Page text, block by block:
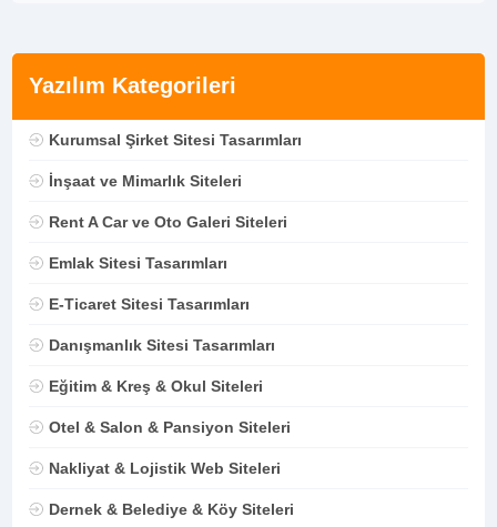
Yazılım Kategorileri
Kurumsal Şirket Sitesi Tasarımları
İnşaat ve Mimarlık Siteleri
Rent A Car ve Oto Galeri Siteleri
Emlak Sitesi Tasarımları
E-Ticaret Sitesi Tasarımları
Danışmanlık Sitesi Tasarımları
Eğitim & Kreş & Okul Siteleri
Otel & Salon & Pansiyon Siteleri
Nakliyat & Lojistik Web Siteleri
Dernek & Belediye & Köy Siteleri